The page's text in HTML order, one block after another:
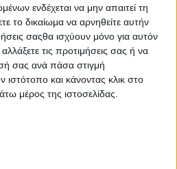
ενδέχεται να μην απαιτεί τη
το δικαίωμα να αρνηθείτε αυτήν
σαςθα ισχύουν μόνο για αυτόν
τις προτιμήσεις σας ή να
σας ανά πάσα στιγμή
ιστότοπο και κάνοντας κλικ στο
μέρος της ιστοσελίδας.